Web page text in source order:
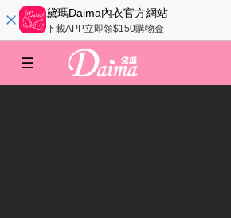
黛瑪Daima內衣官方網站
下載APP立即領$150購物金